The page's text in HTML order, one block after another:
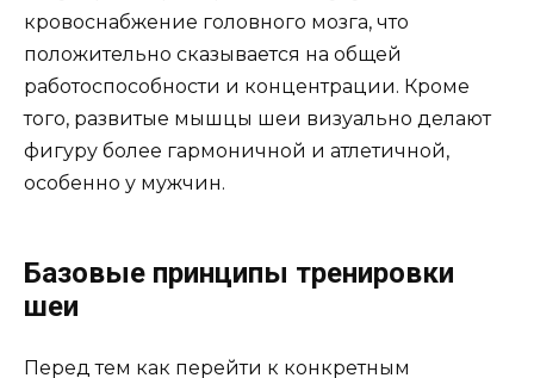
кровоснабжение головного мозга, что
положительно сказывается на общей
работоспособности и концентрации. Кроме
того, развитые мышцы шеи визуально делают
фигуру более гармоничной и атлетичной,
особенно у мужчин.
Базовые принципы тренировки
шеи
Перед тем как перейти к конкретным